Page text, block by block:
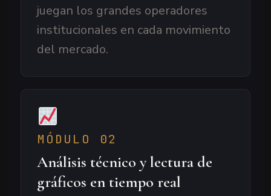
juegan los grandes operadores
institucionales en cada movimiento
del mercado.
MÓDULO 02
Análisis técnico y lectura de
gráficos en tiempo real